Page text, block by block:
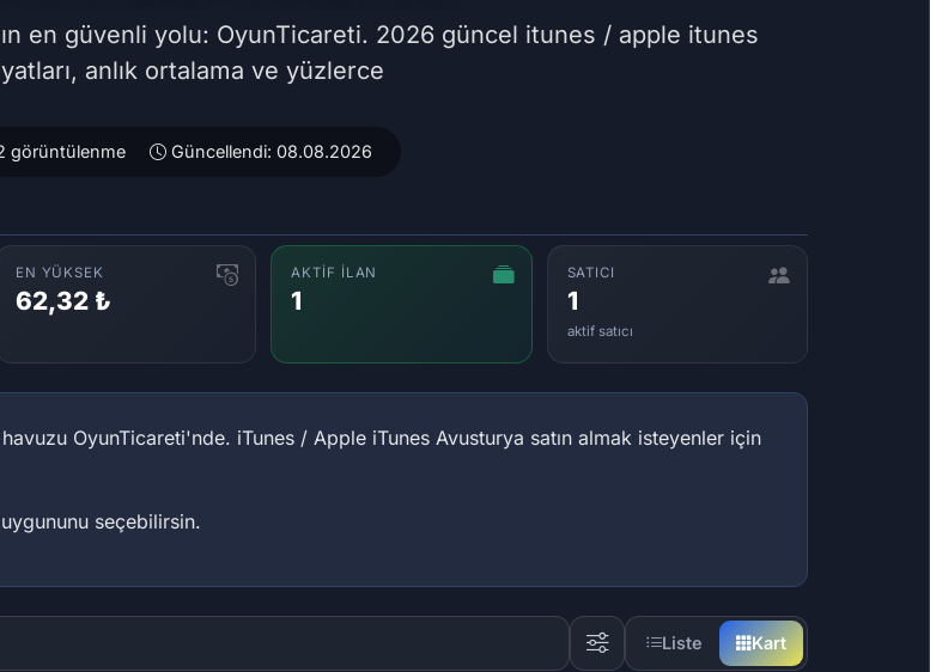
en güvenli yolu: OyunTicareti. 2026 güncel itunes / apple itunes
anlık ortalama ve yüzlerce
görüntülenme Güncellendi: 08.08.2026
EN YÜKSEK
62,32 ₺
AKTIF İLAN
1
SATICI
1
aktif satıcı
OyunTicareti'nde. iTunes / Apple iTunes Avusturya satın almak isteyenler için
seçebilirsin.
Liste Kart